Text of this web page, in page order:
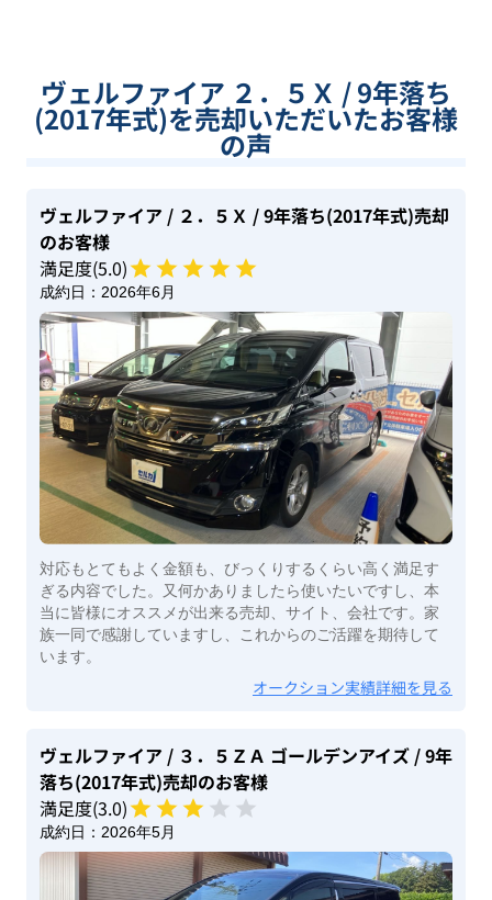
ヴェルファイア ２．５Ｘ / 9年落ち
(2017年式)を売却いただいたお客様
の声
ヴェルファイア / ２．５Ｘ / 9年落ち(2017年式)売却
のお客様
満足度(5.0)
成約日： 2026年6月
対応もとてもよく金額も、びっくりするくらい高く満足す
ぎる内容でした。又何かありましたら使いたいですし、本
当に皆様にオススメが出来る売却、サイト、会社です。家
族一同で感謝していますし、これからのご活躍を期待して
います。
オークション実績詳細を見る
ヴェルファイア / ３．５ＺＡ ゴールデンアイズ / 9年
落ち(2017年式)売却のお客様
満足度(3.0)
成約日： 2026年5月